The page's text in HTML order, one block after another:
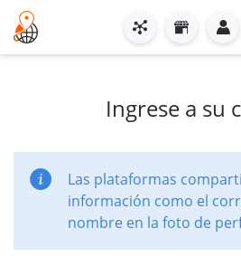
Ingrese a su
Las plataformas
información como el
nombre en la foto de